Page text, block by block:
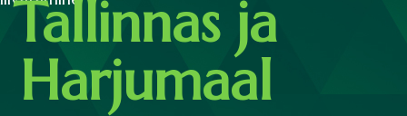
Tallinnas ja
Harjumaal